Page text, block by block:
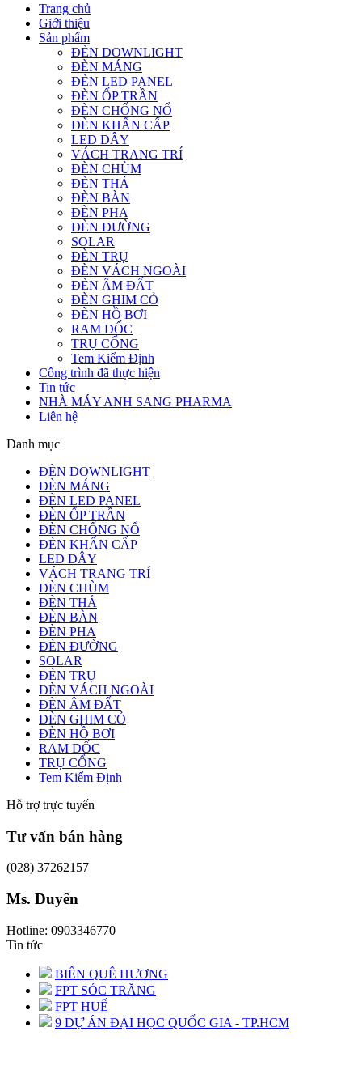
Trang chủ
Giới thiệu
Sản phẩm
ĐÈN DOWNLIGHT
ĐÈN MÁNG
ĐÈN LED PANEL
ĐÈN ỐP TRẦN
ĐÈN CHỐNG NỔ
ĐÈN KHẨN CẤP
LED DÂY
VÁCH TRANG TRÍ
ĐÈN CHÙM
ĐÈN THẢ
ĐÈN BÀN
ĐÈN PHA
ĐÈN ĐƯỜNG
SOLAR
ĐÈN TRỤ
ĐÈN VÁCH NGOÀI
ĐÈN ÂM ĐẤT
ĐÈN GHIM CỎ
ĐÈN HỒ BƠI
RAM DỐC
TRỤ CỔNG
Tem Kiểm Định
Công trình đã thực hiện
Tin tức
NHÀ MÁY ANH SANG PHARMA
Liên hệ
Danh mục
ĐÈN DOWNLIGHT
ĐÈN MÁNG
ĐÈN LED PANEL
ĐÈN ỐP TRẦN
ĐÈN CHỐNG NỔ
ĐÈN KHẨN CẤP
LED DÂY
VÁCH TRANG TRÍ
ĐÈN CHÙM
ĐÈN THẢ
ĐÈN BÀN
ĐÈN PHA
ĐÈN ĐƯỜNG
SOLAR
ĐÈN TRỤ
ĐÈN VÁCH NGOÀI
ĐÈN ÂM ĐẤT
ĐÈN GHIM CỎ
ĐÈN HỒ BƠI
RAM DỐC
TRỤ CỔNG
Tem Kiểm Định
Hỗ trợ trực tuyến
Tư vấn bán hàng
(028) 37262157
Ms. Duyên
Hotline: 0903346770
Tin tức
BIỂN QUÊ HƯƠNG
FPT SÓC TRĂNG
FPT HUẾ
9 DỰ ÁN ĐẠI HỌC QUỐC GIA - TP.HCM